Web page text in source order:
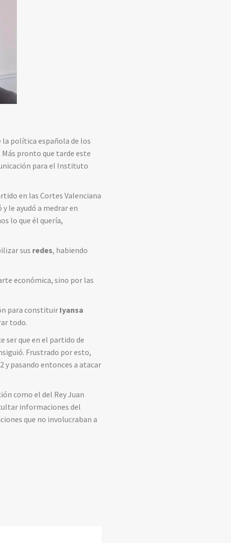
la política española de los
pronto que tarde este
para el Instituto
en las Cortes Valenciana
le ayudó a medrar en
lo que él quería,
sus redes, habiendo
económica, sino por las
para constituir Iyansa
todo.
ser que en el partido de
Frustrado por esto,
y pasando entonces a atacar
como el del Rey Juan
informaciones del
que no involucraban a